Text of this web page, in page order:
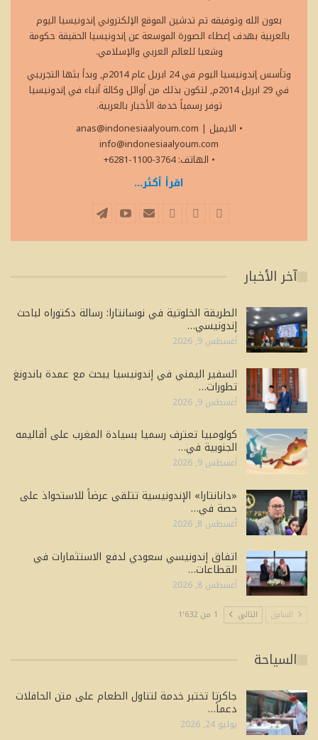
بعون الله وتوفيقه تم تدشين الموقع الإلكتروني إندونيسيا اليوم
بالعربية بهدف إعطاء الصورة الموسعة عن إندونيسيا الحقيقة حكومة
وشعبا للعالم العربي والإسلامي.
وتأسس إندونيسيا اليوم في 24 ابريل عام 2014م, وبدأ بثها التجريبي
في 29 ابريل 2014م, لتكون بذلك من أوائل وكالة أنباء في إندونيسيا
توفر رسمياً خدمة الأخبار بالعربية.
• الايميل
anas@indonesiaalyoum.com |
info@indonesiaalyoum.com
• الهاتف: 3764-1100-6281+
اقرأ أكثر...
آخر الأخبار
الطريقة الخلوتية في نوسانتارا: رسالة دكتوراه لباحث
إندونيسي…
أغسطس 9, 2026
السفير اليمني في إندونيسيا يبحث مع عمدة باندونغ
تطورات…
أغسطس 9, 2026
كولومبيا تعترف رسميا بسيادة المغرب على أقاليمه
الجنوبية في…
أغسطس 9, 2026
«دانانتارا» الإندونيسية تتلقى عرضاً للاستحواذ على
حصة في…
أغسطس 8, 2026
اتفاق إندونيسي سعودي لدفع الاستثمارات في
القطاعات…
أغسطس 8, 2026
السابق التالي 1 من 1٬632
السياحة
جاكرتا تختبر خدمة لتناول الطعام على متن الحافلات
دعماً…
يوليو 24, 2026